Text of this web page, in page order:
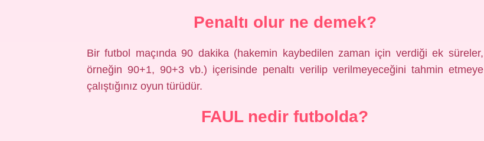
Penaltı olur ne demek?
Bir futbol maçında 90 dakika (hakemin kaybedilen zaman için verdiği ek süreler,
örneğin 90+1, 90+3 vb.) içerisinde penaltı verilip verilmeyeceğini tahmin etmeye
çalıştığınız oyun türüdür.
FAUL nedir futbolda?